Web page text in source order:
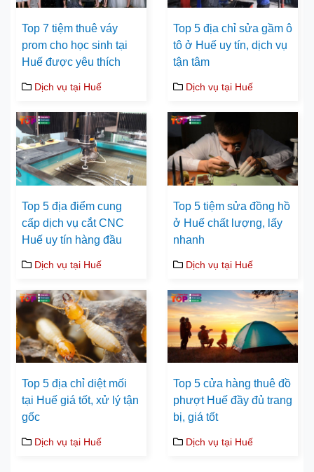
Top 7 tiệm thuê váy
prom cho học sinh tại
Huế được yêu thích
Dịch vụ tại Huế
Top 5 địa chỉ sửa gầm ô
tô ở Huế uy tín, dịch vụ
tận tâm
Dịch vụ tại Huế
Top 5 địa điểm cung
cấp dịch vụ cắt CNC
Huế uy tín hàng đầu
Dịch vụ tại Huế
Top 5 tiệm sửa đồng hồ
ở Huế chất lượng, lấy
nhanh
Dịch vụ tại Huế
Top 5 địa chỉ diệt mối
tại Huế giá tốt, xử lý tận
gốc
Dịch vụ tại Huế
Top 5 cửa hàng thuê đồ
phượt Huế đầy đủ trang
bị, giá tốt
Dịch vụ tại Huế